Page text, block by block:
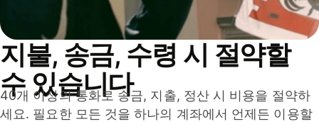
지불, 송금, 수령 시 절약할
수 있습니다
40개 이상의 통화로 송금, 지출, 정산 시 비용을 절약하
세요. 필요한 모든 것을 하나의 계좌에서 언제든 이용할